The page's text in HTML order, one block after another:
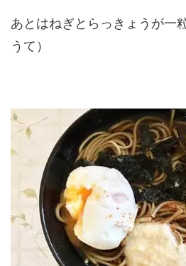
あとはねぎとらっきょうが一
うて）